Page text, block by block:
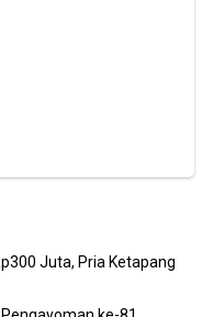
Juta, Pria Ketapang